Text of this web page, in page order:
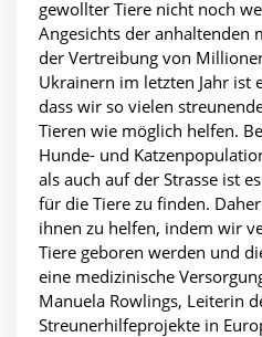
gewollter Tiere nicht noch
Angesichts der anhaltenden
der Vertreibung von
Ukrainern im letzten Jahr ist
dass wir so vielen
Tieren wie möglich helfen.
Hunde- und
als auch auf der Strasse ist
für die Tiere zu finden.
ihnen zu helfen, indem wir
Tiere geboren werden und
eine medizinische
Manuela Rowlings, Leiterin
Streunerhilfeprojekte in